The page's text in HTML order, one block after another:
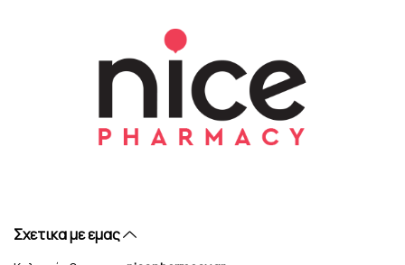
Σχετικα με εμας